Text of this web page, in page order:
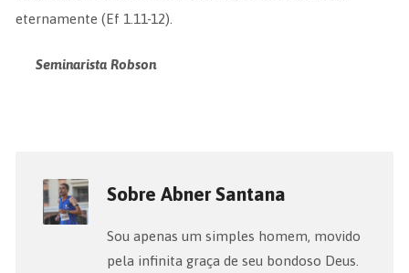
eternamente (Ef 1.11-12).
Seminarista Robson
Sobre Abner Santana
Sou apenas um simples homem, movido
pela infinita graça de seu bondoso Deus.